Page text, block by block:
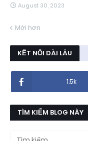
August 30, 2023
Mới hơn
KẾT NỐI DÀI LÂU
1.5k
TÌM KIẾM BLOG NÀY